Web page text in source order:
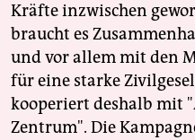
Kräfte inzwischen
braucht es
und vor allem mit den
für eine starke
kooperiert deshalb mit
Zentrum". Die